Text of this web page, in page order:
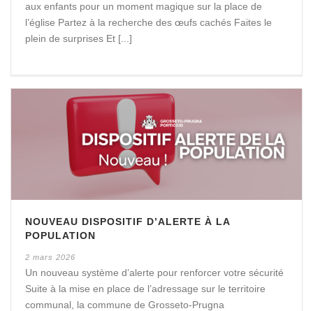
aux enfants pour un moment magique sur la place de
l’église Partez à la recherche des œufs cachés Faites le
plein de surprises Et [...]
NOUVEAU DISPOSITIF D’ALERTE À LA
POPULATION
2 mars 2026
Un nouveau système d’alerte pour renforcer votre sécurité
Suite à la mise en place de l’adressage sur le territoire
communal, la commune de Grosseto-Prugna